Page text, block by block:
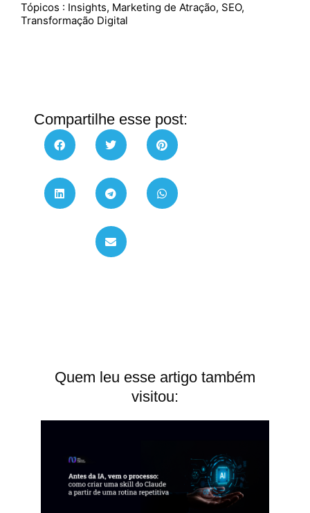
Tópicos : Insights, Marketing de Atração, SEO,
Transformação Digital
Compartilhe esse post:
Quem leu esse artigo também
visitou: